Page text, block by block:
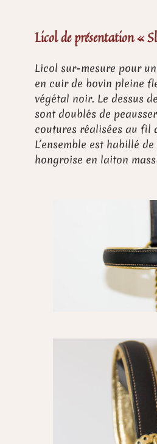
Licol de présentation «
Licol sur-mesure pour
en cuir de bovin pleine
végétal noir. Le dessus
sont doublés de
coutures réalisées au fil
L’ensemble est habillé
hongroise en laiton